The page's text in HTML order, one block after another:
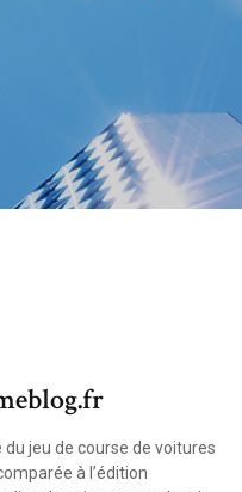
jeu de course de voitures
à l’édition